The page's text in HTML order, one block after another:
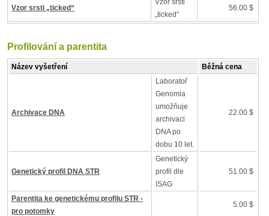
Vzor srsti „ticked“
Vzor srsti
„ticked“
56.00 $
Profilování a parentita
Název vyšetření Běžná cena
Archivace DNA
Laboratoř
Genomia
umožňuje
archivaci
DNA po
dobu 10 let.
22.00 $
Genetický profil DNA STR
Genetický
profil dle
ISAG
51.00 $
Parentita ke genetickému profilu STR -
pro potomky
5.00 $